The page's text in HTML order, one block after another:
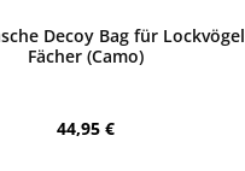
Decoy Bag für Lockvögel 12
Fächer (Camo)
Regulärer Preis:
44,95 €